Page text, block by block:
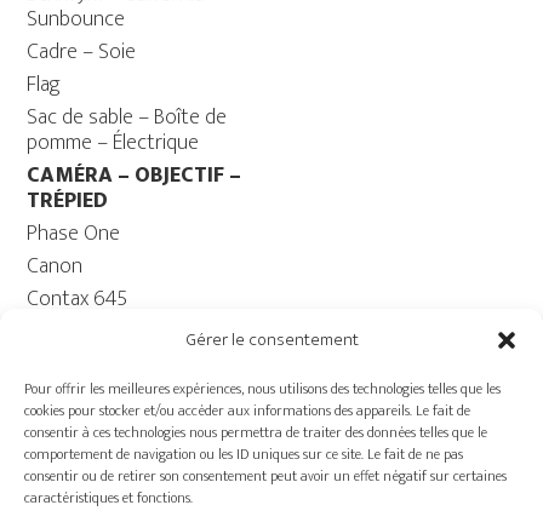
Gérer le consentement
Pour offrir les meilleures expériences, nous utilisons des technologies telles que les
cookies pour stocker et/ou accéder aux informations des appareils. Le fait de
consentir à ces technologies nous permettra de traiter des données telles que le
comportement de navigation ou les ID uniques sur ce site. Le fait de ne pas
consentir ou de retirer son consentement peut avoir un effet négatif sur certaines
caractéristiques et fonctions.
Sunbounce
Cadre – Soie
Flag
Sac de sable – Boîte de
pomme – Électrique
CAMÉRA – OBJECTIF –
TRÉPIED
Phase One
Canon
Contax 645
ORDINATEUR
Ordinateur – Moniteur
Câble
Batterie ECOFLOW –